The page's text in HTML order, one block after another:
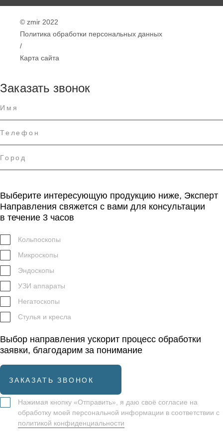
© zmir 2022
Политика обработки персональных данных
/
Карта сайта
Заказать звонок
Выберите интересующую продукцию ниже, Эксперт
Направления свяжется с вами для консультации
в течение 3 часов
Кольпоскопы
Микроскопы
Эндоскопы
УЗИ аппараты
Негатоскопы
Стулья и кресла
Выбор направления ускорит процесс обработки
заявки, благодарим за понимание
ЗАКАЗАТЬ ЗВОНОК
Нажимая кнопку «Отправить», я даю своё согласие на
обработку моей персональной информации в соответствии с
политикой конфиденциальности